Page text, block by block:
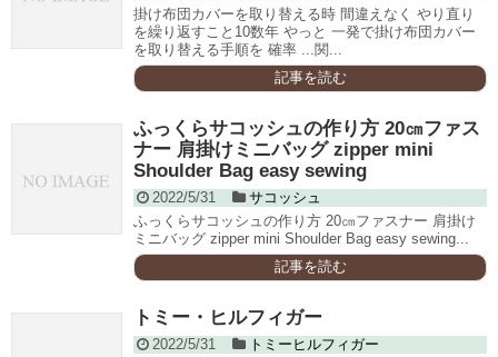
掛け布団カバーを取り替える時 間違えなく やり直り
を繰り返すこと10数年 やっと 一発で掛け布団カバー
を取り替える手順を 確率 ...関...
記事を読む
ふっくらサコッシュの作り方 20㎝ファス
ナー 肩掛けミニバッグ zipper mini
Shoulder Bag easy sewing
2022/5/31
サコッシュ
ふっくらサコッシュの作り方 20㎝ファスナー 肩掛け
ミニバッグ zipper mini Shoulder Bag easy sewing...
記事を読む
トミー・ヒルフィガー
2022/5/31
トミーヒルフィガー